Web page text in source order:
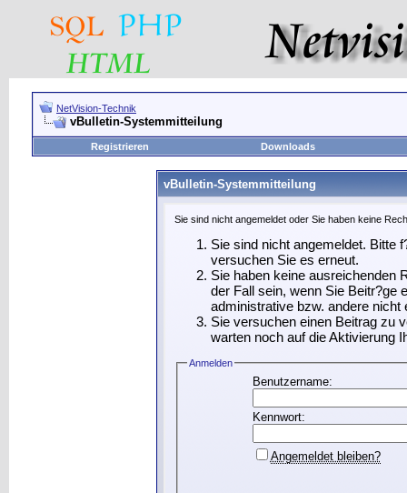
NetVision-Technik
vBulletin-Systemmitteilung
Registrieren Downloads
vBulletin-Systemmitteilung
Sie sind nicht angemeldet oder Sie haben keine
Sie sind nicht angemeldet. Bitte
versuchen Sie es erneut.
Sie haben keine ausreichenden
der Fall sein, wenn Sie Beitr?ge
administrative bzw. andere nicht
Sie versuchen einen Beitrag zu
warten noch auf die Aktivierung
Anmelden
Benutzername:
Kennwort:
Angemeldet bleiben?